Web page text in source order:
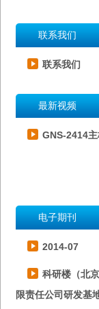
联系我们
联系我们
最新视频
GNS-2414主
电子期刊
2014-07
科研楼（北
限责任公司研发基